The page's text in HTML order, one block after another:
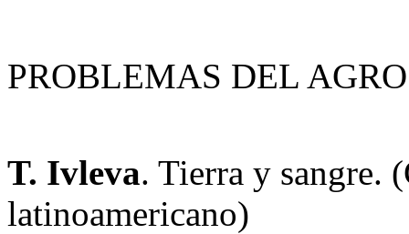
PROBLEMAS DEL AGRO
T. Ivleva. Tierra y sangre.
latinoamericano)